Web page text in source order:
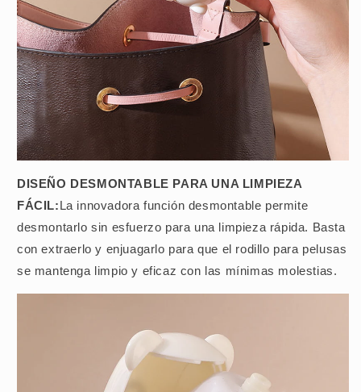
DISEÑO DESMONTABLE PARA UNA LIMPIEZA
FÁCIL:La innovadora función desmontable permite
desmontarlo sin esfuerzo para una limpieza rápida. Basta
con extraerlo y enjuagarlo para que el rodillo para pelusas
se mantenga limpio y eficaz con las mínimas molestias.